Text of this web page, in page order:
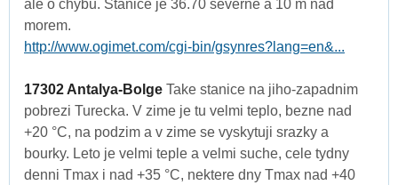
ale o chybu. Stanice je 36.70 severne a 10 m nad
morem.
http://www.ogimet.com/cgi-bin/gsynres?lang=en&...
17302 Antalya-Bolge Take stanice na jiho-zapadnim
pobrezi Turecka. V zime je tu velmi teplo, bezne nad
+20 °C, na podzim a v zime se vyskytuji srazky a
bourky. Leto je velmi teple a velmi suche, cele tydny
denni Tmax i nad +35 °C, nektere dny Tmax nad +40